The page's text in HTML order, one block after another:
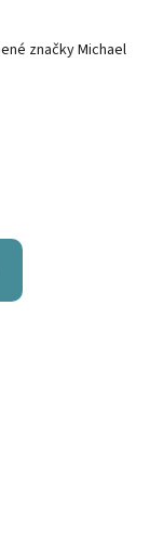
značky Michael